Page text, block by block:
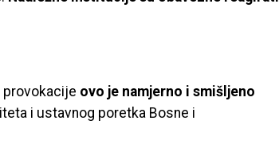
provokacije ovo je namjerno i smišljeno
i ustavnog poretka Bosne i